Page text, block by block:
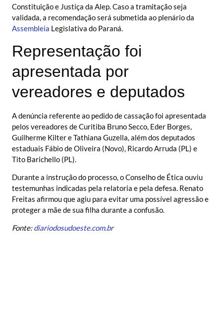
Constituição e Justiça da Alep. Caso a tramitação seja
validada, a recomendação será submetida ao plenário da
Assembleia Legislativa do Paraná.
Representação foi
apresentada por
vereadores e deputados
A denúncia referente ao pedido de cassação foi apresentada
pelos vereadores de Curitiba Bruno Secco, Eder Borges,
Guilherme Kilter e Tathiana Guzella, além dos deputados
estaduais Fábio de Oliveira (Novo), Ricardo Arruda (PL) e
Tito Barichello (PL).
Durante a instrução do processo, o Conselho de Ética ouviu
testemunhas indicadas pela relatoria e pela defesa. Renato
Freitas afirmou que agiu para evitar uma possível agressão e
proteger a mãe de sua filha durante a confusão.
Fonte:diariodosudoeste.com.br